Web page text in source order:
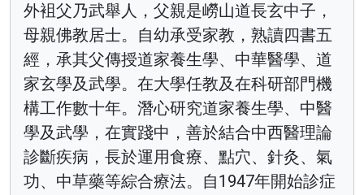
外袓父乃武舉人，父親是嶗山道長玄中子，
母親佛教居士。自幼承受家教，熟讀四書五
經，承其父傳授道家養生學、中華醫學、道
家玄學及武學。在大學任教及在科研部門機
構工作數十年。潛心研究道家養生學、中醫
學及武學，在實踐中，善於結合中西醫理論
診斷疾病，長於運用食療、點穴、針灸、氣
功、中草藥等綜合療法。自1947年開始診症